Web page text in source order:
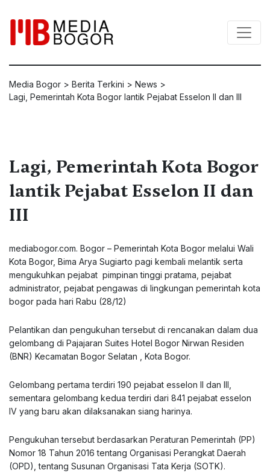
Media Bogor > Berita Terkini > News >
Lagi, Pemerintah Kota Bogor lantik Pejabat Esselon II dan III
Lagi, Pemerintah Kota Bogor
lantik Pejabat Esselon II dan
III
mediabogor.com. Bogor – Pemerintah Kota Bogor melalui Wali
Kota Bogor, Bima Arya Sugiarto pagi kembali melantik serta
mengukuhkan pejabat pimpinan tinggi pratama, pejabat
administrator, pejabat pengawas di lingkungan pemerintah kota
bogor pada hari Rabu (28/12)
Pelantikan dan pengukuhan tersebut di rencanakan dalam dua
gelombang di Pajajaran Suites Hotel Bogor Nirwan Residen
(BNR) Kecamatan Bogor Selatan , Kota Bogor.
Gelombang pertama terdiri 190 pejabat esselon II dan III,
sementara gelombang kedua terdiri dari 841 pejabat esselon
IV yang baru akan dilaksanakan siang harinya.
Pengukuhan tersebut berdasarkan Peraturan Pemerintah (PP)
Nomor 18 Tahun 2016 tentang Organisasi Perangkat Daerah
(OPD), tentang Susunan Organisasi Tata Kerja (SOTK).